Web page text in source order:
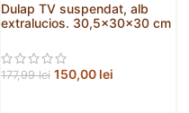
Dulap TV suspendat, alb
extralucios. 30,5x30x30 cm
177,99lei 150,00 lei